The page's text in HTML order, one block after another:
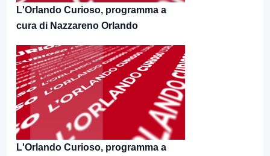
L'Orlando Curioso, programma a
cura di Nazzareno Orlando
L'Orlando Curioso, programma a